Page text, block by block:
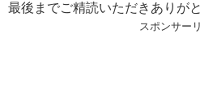
最後までご精読いただきありが
スポンサー